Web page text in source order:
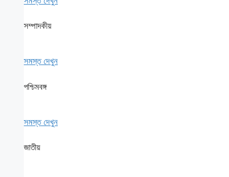
সম্পাদকীয়
সমস্ত দেখুন
পশ্চিমবঙ্গ
সমস্ত দেখুন
জাতীয়